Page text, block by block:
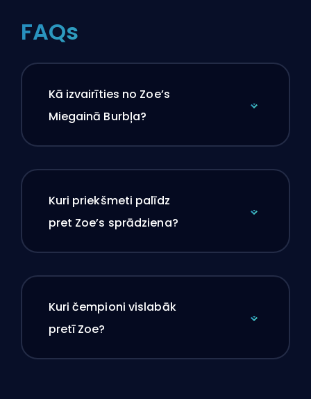
FAQs
Kā izvairīties no Zoe’s
Miegainā Burbļa?
Kuri priekšmeti palīdz
pret Zoe’s sprādziena?
Kuri čempioni vislabāk
pretī Zoe?